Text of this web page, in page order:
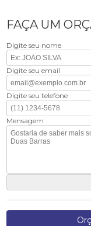
FAÇA UM
Digite seu nome
Digite seu email
Digite seu telefone
Mensagem